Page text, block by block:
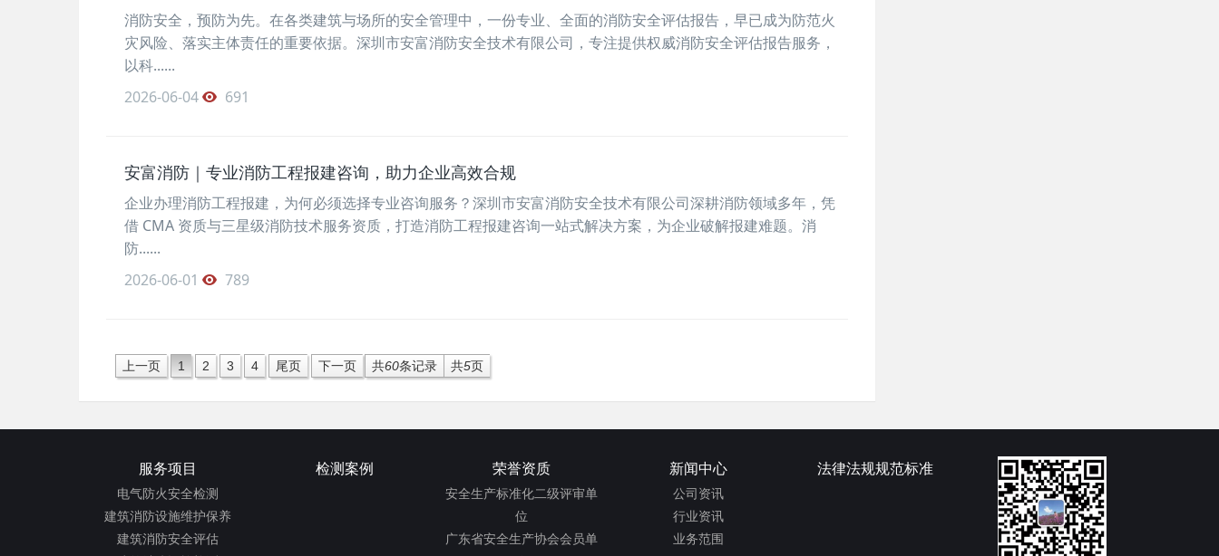
消防安全，预防为先。在各类建筑与场所的安全管理中，一份专业、全面的消防安全评估报告，早已成为防范火
灾风险、落实主体责任的重要依据。深圳市安富消防安全技术有限公司，专注提供权威消防安全评估报告服务，
以科......
2026-06-04
691
安富消防｜专业消防工程报建咨询，助力企业高效合规
企业办理消防工程报建，为何必须选择专业咨询服务？深圳市安富消防安全技术有限公司深耕消防领域多年，凭
借 CMA 资质与三星级消防技术服务资质，打造消防工程报建咨询一站式解决方案，为企业破解报建难题。消
防......
2026-06-01
789
上一页 1 2 3 4 尾页 下一页 共60条记录 共5页
服务项目
电气防火安全检测
建筑消防设施维护保养
建筑消防安全评估
检测案例 荣誉资质
安全生产标准化二级评审单
位
广东省安全生产协会会员单
新闻中心
公司资讯
行业资讯
业务范围
法律法规规范标准